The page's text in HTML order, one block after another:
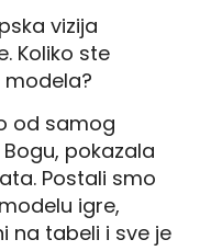
vizija
Koliko ste
od samog
pokazala
Postali smo
igre,
na tabeli i sve je